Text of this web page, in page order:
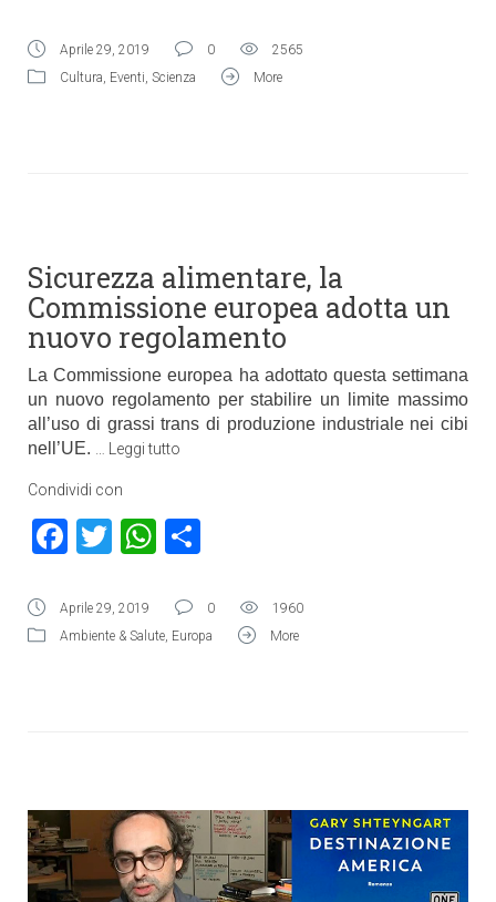
Aprile 29, 2019 0
2565
Cultura, Eventi, Scienza More
Sicurezza alimentare, la
Commissione europea adotta un
nuovo regolamento
La Commissione europea ha adottato questa settimana
un nuovo regolamento per stabilire un limite massimo
all’uso di grassi trans di produzione industriale nei cibi
nell’UE.
Leggi tutto
Condividi con
Facebook
TwitterWhatsApp
Aprile 29, 2019 0
1960
Ambiente & Salute, Europa More